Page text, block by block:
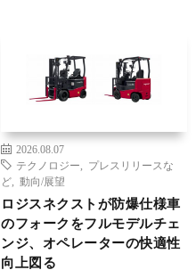
2026.08.07
テクノロジー
プレスリリースな
ど
動向/展望
ロジスネクストが防爆仕様車
のフォークをフルモデルチェ
ンジ、オペレーターの快適性
向上図る